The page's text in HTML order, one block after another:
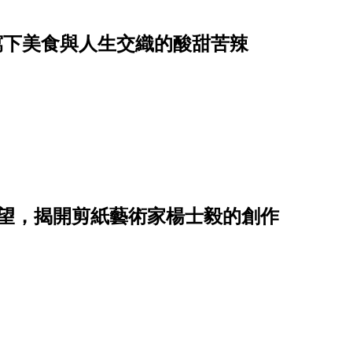
美食與人生交織的酸甜苦辣
，揭開剪紙藝術家楊士毅的創作